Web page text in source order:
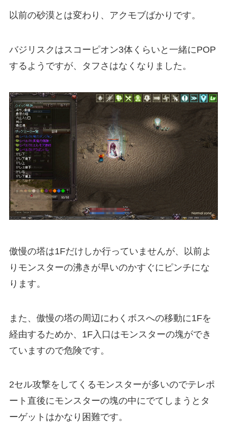
以前の砂漠とは変わり、アクモブばかりです。
バジリスクはスコーピオン3体くらいと一緒にPOP
するようですが、タフさはなくなりました。
傲慢の塔は1Fだけしか行っていませんが、以前よ
りモンスターの沸きが早いのかすぐにピンチにな
ります。
また、傲慢の塔の周辺にわくボスへの移動に1Fを
経由するためか、1F入口はモンスターの塊ができ
ていますので危険です。
2セル攻撃をしてくるモンスターが多いのでテレポ
ート直後にモンスターの塊の中にでてしまうとタ
ーゲットはかなり困難です。